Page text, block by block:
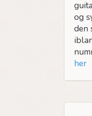
og
den
her